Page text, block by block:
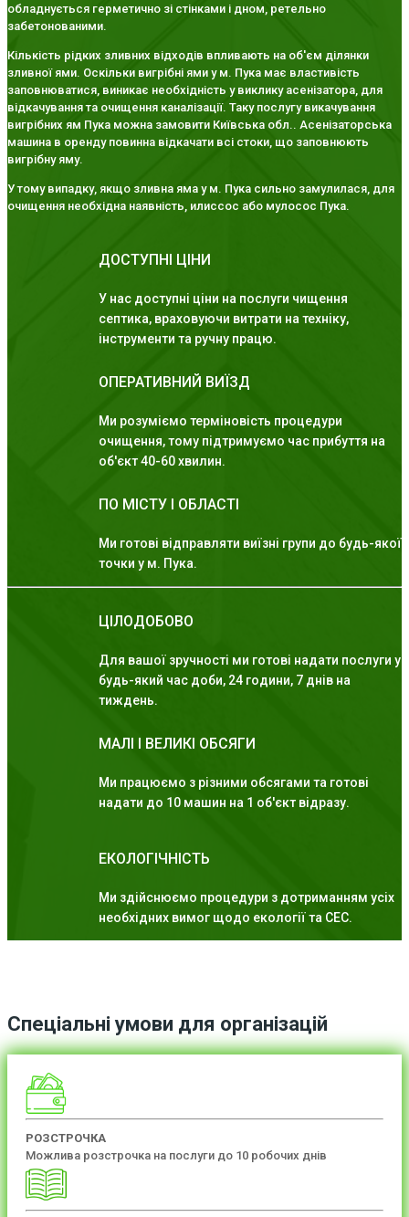
обладнується герметично зі стінками і дном, ретельно
забетонованими.
Кількість рідких зливних відходів впливають на об'єм ділянки
зливної ями. Оскільки вигрібні ями у м. Пука має властивість
заповнюватися, виникає необхідність у виклику асенізатора, для
відкачування та очищення каналізації. Таку послугу викачування
вигрібних ям Пука можна замовити Київська обл.. Асенізаторська
машина в оренду повинна відкачати всі стоки, що заповнюють
вигрібну яму.
У тому випадку, якщо зливна яма у м. Пука сильно замулилася, для
очищення необхідна наявність, илиссос або мулосос Пука.
ДОСТУПНІ ЦІНИ
У нас доступні ціни на послуги чищення
септика, враховуючи витрати на техніку,
інструменти та ручну працю.
ОПЕРАТИВНИЙ ВИЇЗД
Ми розуміємо терміновість процедури
очищення, тому підтримуємо час прибуття на
об'єкт 40-60 хвилин.
ПО МІСТУ І ОБЛАСТІ
Ми готові відправляти виїзні групи до будь-якої
точки у м. Пука.
ЦІЛОДОБОВО
Для вашої зручності ми готові надати послуги у
будь-який час доби, 24 години, 7 днів на
тиждень.
МАЛІ І ВЕЛИКІ ОБСЯГИ
Ми працюємо з різними обсягами та готові
надати до 10 машин на 1 об'єкт відразу.
ЕКОЛОГІЧНІСТЬ
Ми здійснюємо процедури з дотриманням усіх
необхідних вимог щодо екології та СЕС.
Спеціальні умови для організацій
РОЗСТРОЧКА
Можлива розстрочка на послуги до 10 робочих днів